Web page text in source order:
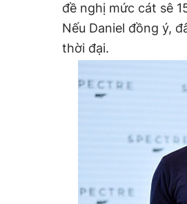
đề nghị mức cát sê
Nếu Daniel đồng ý,
thời đại.